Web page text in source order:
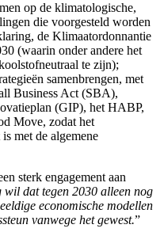
op de klimatologische,
die voorgesteld worden
de Klimaatordonnantie
(waarin onder andere het
te zijn);
samenbrengen, met
Business Act (SBA),
(GIP), het HABP,
Move, zodat het
met de algemene
sterk engagement aan
wil dat tegen 2030 alleen nog
economische modellen
vanwege het gewest.”